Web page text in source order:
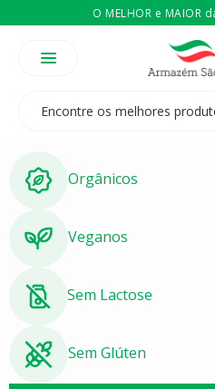
O MELHOR e MAIOR
Temos 3 lojas físicas na
É revendedor? Então
Orgânicos
Veganos
Sem Lactose
Sem Glúten